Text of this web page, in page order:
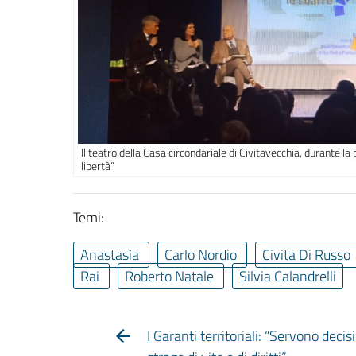
Il teatro della Casa circondariale di Civitavecchia, durante
libertà”.
Temi:
Anastasìa
Carlo Nordio
Civita Di Russo
Rai
Roberto Natale Silvia Calandrelli
I Garanti territoriali: “Servono